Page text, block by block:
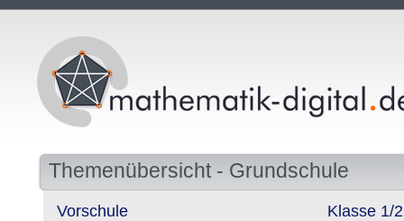
Themenübersicht - Grundschule
Vorschule Klasse 1/2